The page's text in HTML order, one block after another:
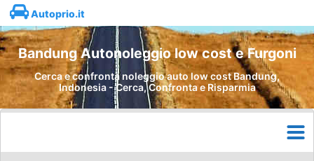
Autoprio.it
Bandung Autonoleggio low cost e Furgoni
Cerca e confronta noleggio auto low cost Bandung,
Indonesia - Cerca, Confronta e Risparmia